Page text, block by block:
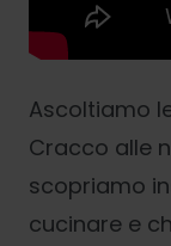
Ascoltiamo
Cracco alle
scopriamo
cucinare e